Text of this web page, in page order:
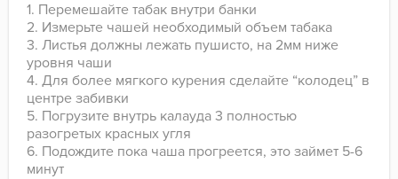
1. Перемешайте табак внутри банки
2. Измерьте чашей необходимый объем табака
3. Листья должны лежать пушисто, на 2мм ниже
уровня чаши
4. Для более мягкого курения сделайте “колодец” в
центре забивки
5. Погрузите внутрь калауда 3 полностью
разогретых красных угля
6. Подождите пока чаша прогреется, это займет 5-6
минут